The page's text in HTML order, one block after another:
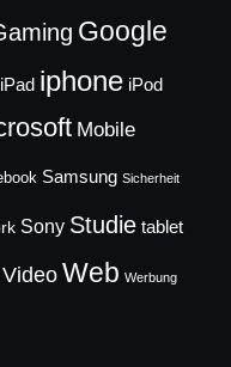
Google
iPad iphone iPod
Mobile
Samsung Sicherheit
Sony Studie tablet
Video Web Werbung